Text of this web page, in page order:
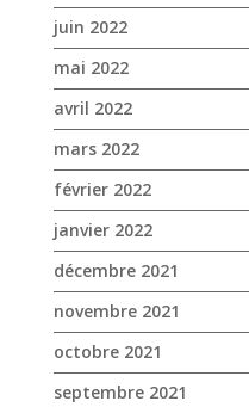
juin 2022
mai 2022
avril 2022
mars 2022
février 2022
janvier 2022
décembre 2021
novembre 2021
octobre 2021
septembre 2021